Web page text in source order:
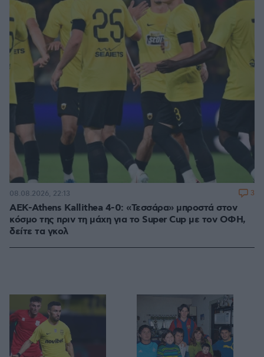
ΑΕΚ-Athens Kallithea 4-0: «Τεσσάρα» μπροστά στον
κόσμο της πριν τη μάχη για το Super Cup με τον ΟΦΗ,
δείτε τα γκολ
08.08.2026, 22:13 3